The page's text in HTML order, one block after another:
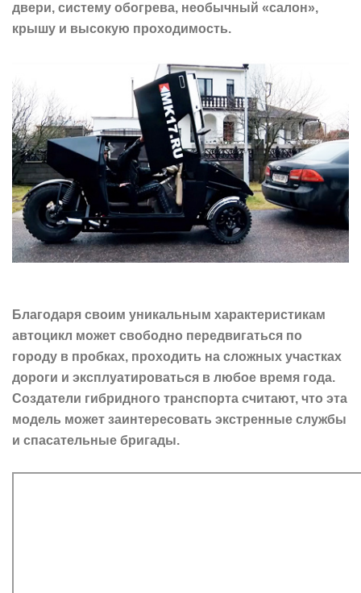
двери, систему обогрева, необычный «салон»,
крышу и высокую проходимость.
Благодаря своим уникальным характеристикам
автоцикл может свободно передвигаться по
городу в пробках, проходить на сложных участках
дороги и эксплуатироваться в любое время года.
Создатели гибридного транспорта считают, что эта
модель может заинтересовать экстренные службы
и спасательные бригады.